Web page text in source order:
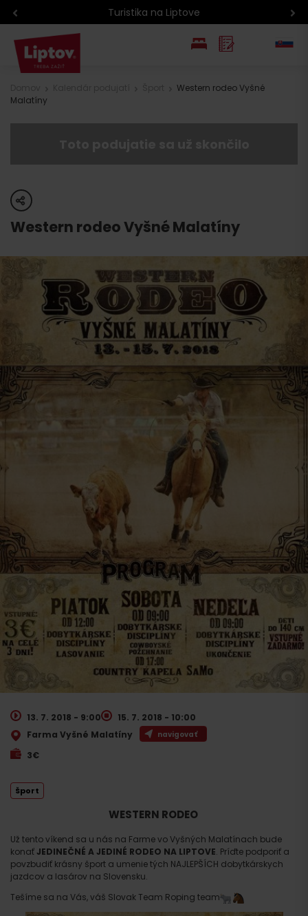
Turistika na Liptove
Western rodeo Vyšné
Malatíny
share
Western rodeo Vyšné Malatíny
WESTERN RODEO
Už tento víkend sa u nás na Farme vo Vyšných Malatínach bude
konať JEDINEČNÉ A JEDINÉ RODEO NA LIPTOVE. Príďte podporiť a
povzbudiť krásny šport a umenie tých NAJLEPŠÍCH dobytkárskych
jazdcov a lasárov na Slovensku.
Tešíme sa na Vás, váš Slovak Team Roping team
13. 7. 2018 - 9:00
15. 7. 2018 - 10:00
Farma Vyšné Malatíny
navigovať
3€
Šport